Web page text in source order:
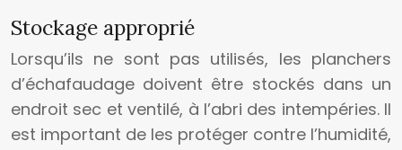
Stockage approprié
Lorsqu’ils ne sont pas utilisés, les planchers
d’échafaudage doivent être stockés dans un
endroit sec et ventilé, à l’abri des intempéries. Il
est important de les protéger contre l’humidité,